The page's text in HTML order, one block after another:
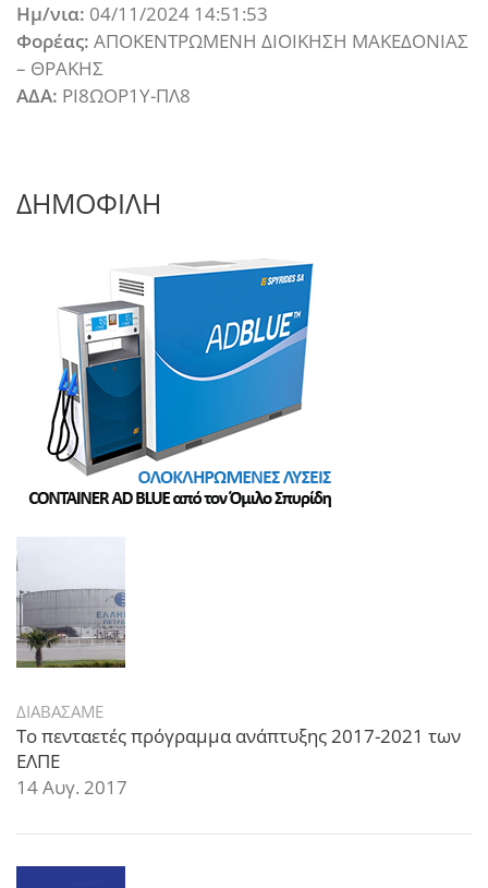
Ημ/νια: 04/11/2024 14:51:53
Φορέας: ΑΠΟΚΕΝΤΡΩΜΕΝΗ ΔΙΟΙΚΗΣΗ ΜΑΚΕΔΟΝΙΑΣ
– ΘΡΑΚΗΣ
ΑΔΑ: ΡΙ8ΩΟΡ1Υ-ΠΛ8
ΔΗΜΟΦΙΛΗ
ΔΙΑΒΑΣΑΜΕ
Το πενταετές πρόγραμμα ανάπτυξης 2017-2021 των
ΕΛΠΕ
14 Αυγ. 2017